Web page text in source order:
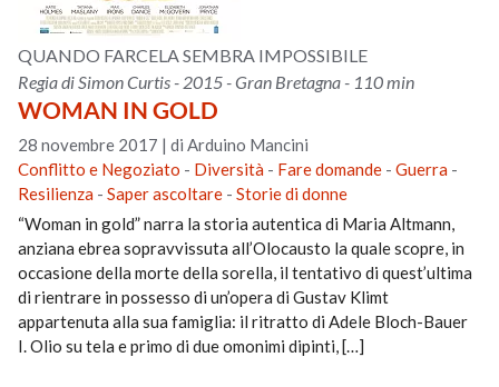
QUANDO FARCELA SEMBRA IMPOSSIBILE
Regia di Simon Curtis - 2015 - Gran Bretagna - 110 min
WOMAN IN GOLD
28 novembre 2017 |di Arduino Mancini
Conflitto e Negoziato - Diversità - Fare domande -Guerra -
Resilienza -Saper ascoltare -Storie di donne
“Woman in gold” narra la storia autentica di Maria Altmann,
anziana ebrea sopravvissuta all’Olocausto la quale scopre, in
occasione della morte della sorella, il tentativo di quest’ultima
di rientrare in possesso di un’opera di Gustav Klimt
appartenuta alla sua famiglia: il ritratto di Adele Bloch-Bauer
I. Olio su tela e primo di due omonimi dipinti, […]